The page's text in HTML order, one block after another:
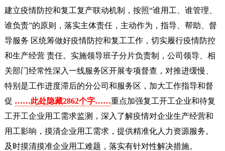
建立疫情防控和复工复产联动机制，按照“谁用工、谁管理、
谁负责”的原则，落实主体责任，主动作为，指导、帮助、督
导服务 区统筹做好疫情防控和复工工作，切实履行疫情防控
和生产经营 责任。实施领导班子分片负责制，公司领导、相
关部门经常性深入一线服务区开展专项督查，对推进缓慢、
特别是工作进度滞后的分公司和服务区，加大工作指导和督
促 ……此处隐藏2862个字……重点加强复工开工企业和待复
工开工企业用工需求监测，深入了解疫情对企业生产经营和
用工影响，摸清企业用工需求，提供精准化人力资源服务。
及时摸清摸准企业用工难题，落实有针对性解决措施。